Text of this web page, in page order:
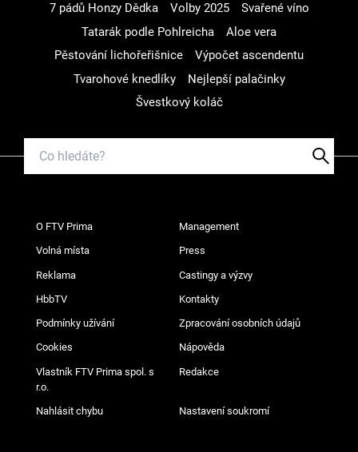
7 pádů Honzy Dědka
Volby 2025
Svařené víno
Tatarák podle Pohlreicha
Aloe vera
Pěstování lichořeřišnice
Výpočet ascendentu
Tvarohové knedlíky
Nejlepší palačinky
Švestkový koláč
O FTV Prima Management
Volná místa Press
Reklama Castingy a výzvy
HbbTV Kontakty
Podmínky užívání Zpracování osobních údajů
Cookies Nápověda
Vlastník FTV Prima spol. s
r.o.
Redakce
Nahlásit chybu Nastavení soukromí